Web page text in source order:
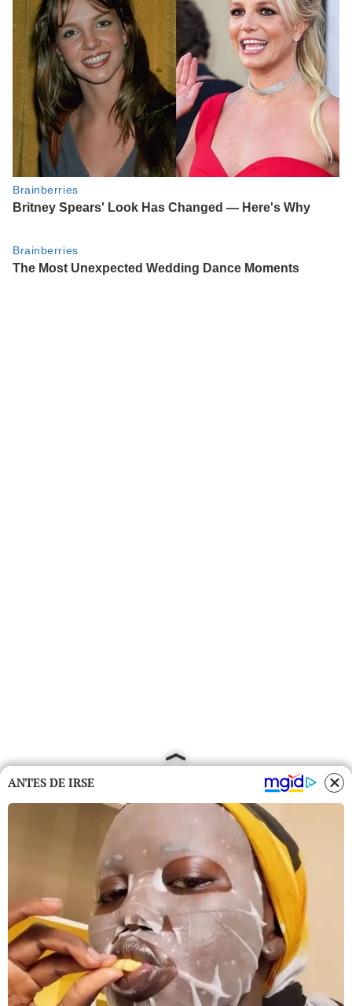
ANTES DE IRSE